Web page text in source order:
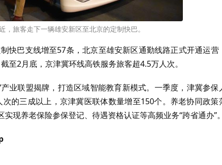
旅客走下一辆雄安新区至北京的定制快巴。
快巴支线增至57条，北京至雄安新区通勤线路正式开通运营
2月底，京津冀环线高铁服务旅客超4.5万人次。
业联盟揭牌，打造区域智能教育新模式。一季度，津冀参保
的三成以上，京津冀医联体数量增至150个。养老协同政策
现养老保险参保登记、待遇资格认证等高频业务“跨省通办”